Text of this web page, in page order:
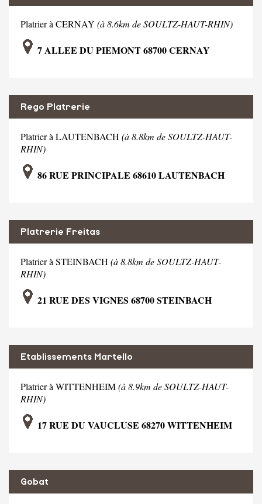
Platrier à CERNAY (à 8.6km de SOULTZ-HAUT-RHIN)
7 ALLEE DU PIEMONT 68700 CERNAY
Rego Platrerie
Platrier à LAUTENBACH (à 8.8km de SOULTZ-HAUT-
RHIN)
86 RUE PRINCIPALE 68610 LAUTENBACH
Platrerie Freitas
Platrier à STEINBACH (à 8.8km de SOULTZ-HAUT-
RHIN)
21 RUE DES VIGNES 68700 STEINBACH
Etablissements Martello
Platrier à WITTENHEIM(à 8.9km de SOULTZ-HAUT-
RHIN)
17 RUE DU VAUCLUSE 68270 WITTENHEIM
Gobat